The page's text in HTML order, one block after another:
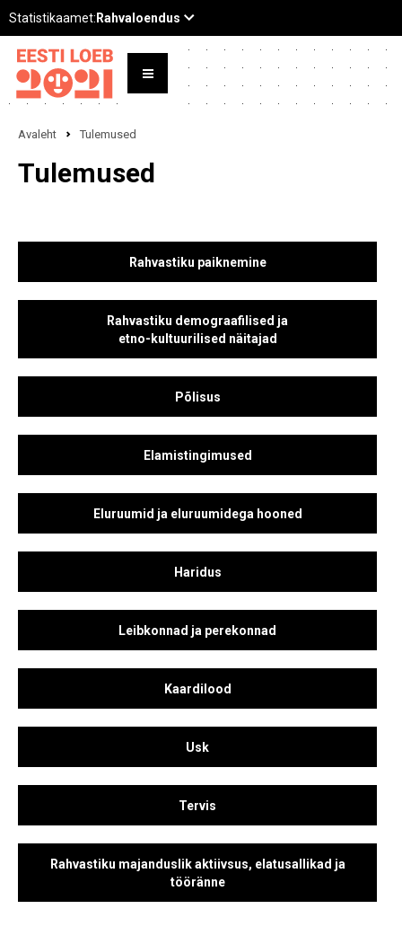
Avaleht Tulemused
Tulemused
Rahvastiku paiknemine
Rahvastiku demograafilised ja
etno-kultuurilised näitajad
Põlisus
Elamistingimused
Eluruumid ja eluruumidega hooned
Haridus
Leibkonnad ja perekonnad
Kaardilood
Usk
Tervis
Rahvastiku majanduslik aktiivsus, elatusallikad ja
tööränne